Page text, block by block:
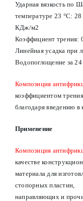
Ударная вязкость по
температуре 23 °С: 28
КДж/м2
Коэффициент трения:
Линейная усадка при
Водопоглощение за 24
Композиция
коэффициентом трения
благодаря введению в
Применение
Композиция
качестве
материала для
стопорных пластин,
направляющих и